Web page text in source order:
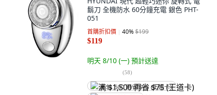
鬍刀 全機防水 60分鐘充電 銀色 PHT-
051
首購折扣價 40%$199
$119
明天 8/10 (一) 預計送達
(58)
满 $1,500 再省 $75 (王道卡)